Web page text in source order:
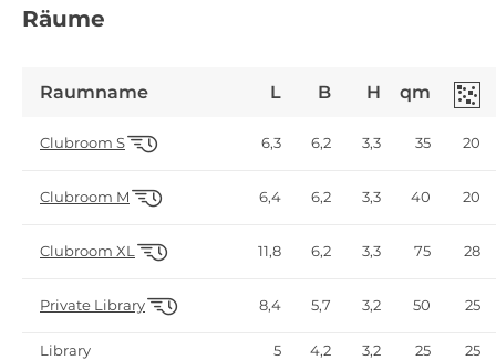
Räume
Raumname L B H qm
Clubroom S 6,3 6,2 3,3 35 20
Clubroom M 6,4 6,2 3,3 40 20
Clubroom XL 11,8 6,2 3,3 75 28
Private Library 8,4 5,7 3,2 50 25
Library 5 4,2 3,2 25 25